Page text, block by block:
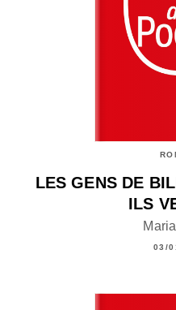
LES GENS DE
ILS
03/